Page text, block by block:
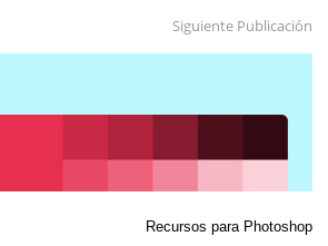
Siguiente Publicación
Recursos para Photoshop